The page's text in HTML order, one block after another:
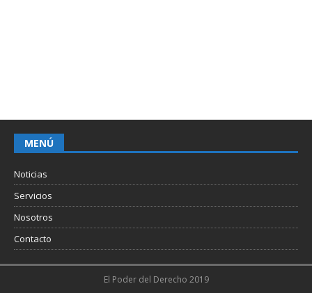
MENÚ
Noticias
Servicios
Nosotros
Contacto
El Poder del Derecho 2019